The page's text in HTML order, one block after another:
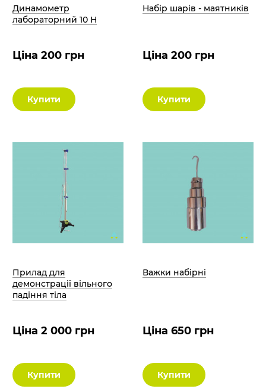
Динамометр
лабораторний 10 Н
Ціна 200 грн
Купити
Набір шарів - маятників
Ціна 200 грн
Купити
Прилад для
демонстрації вільного
падіння тіла
Ціна 2 000 грн
Купити
Важки набірні
Ціна 650 грн
Купити